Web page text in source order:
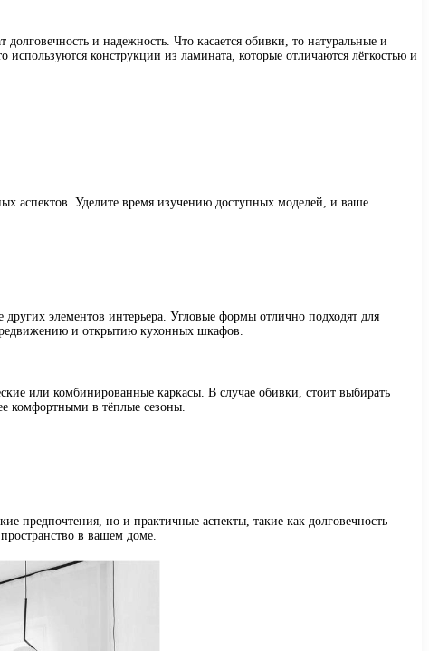
и надежность. Что касается обивки, то натуральные и
конструкции из ламината, которые отличаются лёгкостью и
аспектов. Уделите время изучению доступных моделей, и ваше
элементов интерьера. Угловые формы отлично подходят для
и открытию кухонных шкафов.
или комбинированные каркасы. В случае обивки, стоит выбирать
комфортными в тёплые сезоны.
предпочтения, но и практичные аспекты, такие как долговечность
в вашем доме.